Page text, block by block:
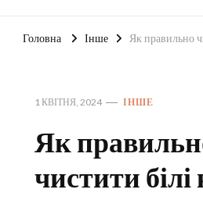
Головна Інше Як правильно
1 КВІТНЯ, 2024 ІНШЕ
Як
чистити білі